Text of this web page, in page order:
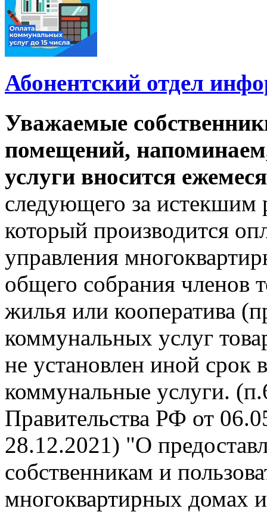
Абонентский отдел
Уважаемые
помещений,
услуги вносится
следующего за истекшим
который производится
управления
общего собрания членов
жилья или кооператива
коммунальных услуг
не установлен иной срок
коммунальные услуги.
Правительства РФ от
28.12.2021) "О
собственникам и
многоквартирных